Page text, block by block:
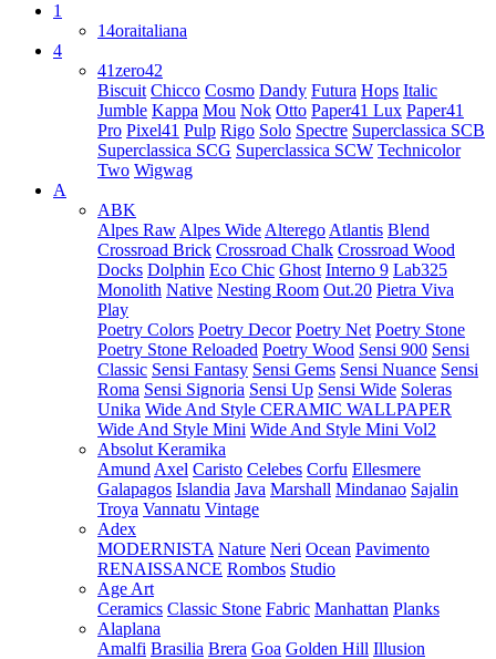
1
14oraitaliana
4
41zero42
Biscuit Chicco Cosmo Dandy Futura Hops Italic
Jumble Kappa Mou Nok Otto Paper41 Lux Paper41
Pro Pixel41 Pulp Rigo Solo Spectre Superclassica SCB
Superclassica SCG Superclassica SCW Technicolor
Two Wigwag
A
ABK
Alpes Raw Alpes Wide Alterego Atlantis Blend
Crossroad Brick Crossroad Chalk Crossroad Wood
Docks Dolphin Eco Chic Ghost Interno 9 Lab325
Monolith Native Nesting Room Out.20 Pietra Viva
Play
Poetry Colors Poetry Decor Poetry Net Poetry Stone
Poetry Stone Reloaded Poetry Wood Sensi 900 Sensi
Classic Sensi Fantasy Sensi Gems Sensi Nuance Sensi
Roma Sensi Signoria Sensi Up Sensi Wide Soleras
Unika Wide And Style CERAMIC WALLPAPER
Wide And Style Mini Wide And Style Mini Vol2
Absolut Keramika
Amund Axel Caristo Celebes Corfu Ellesmere
Galapagos Islandia Java Marshall Mindanao Sajalin
Troya Vannatu Vintage
Adex
MODERNISTA Nature Neri Ocean Pavimento
RENAISSANCE Rombos Studio
Age Art
Ceramics Classic Stone Fabric Manhattan Planks
Alaplana
Amalfi Brasilia Brera Goa Golden Hill Illusion